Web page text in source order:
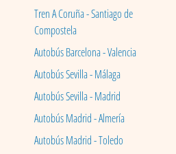
Tren A Coruña - Santiago de
Compostela
Autobús Barcelona - Valencia
Autobús Sevilla - Málaga
Autobús Sevilla - Madrid
Autobús Madrid - Almería
Autobús Madrid - Toledo